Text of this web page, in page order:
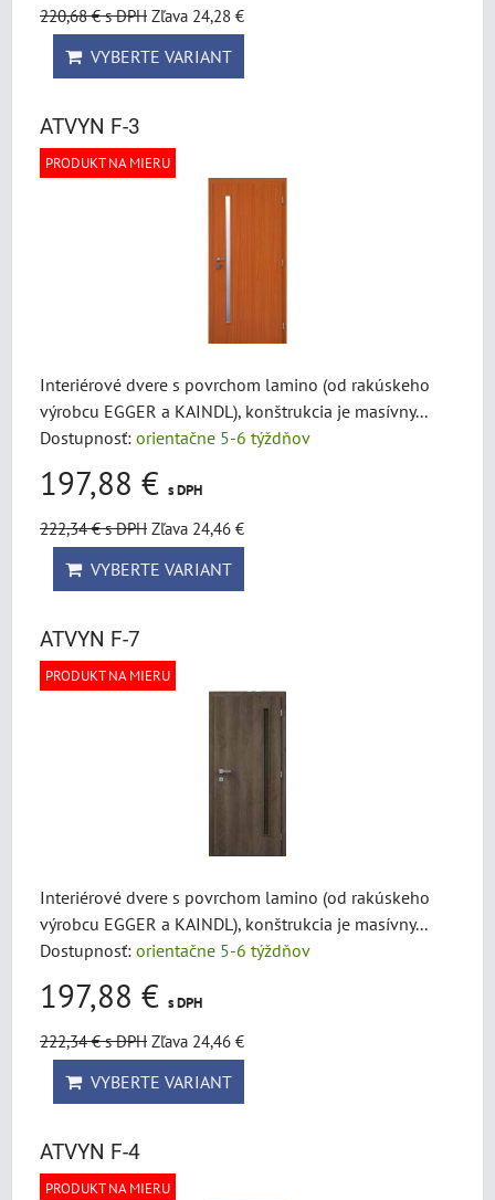
220,68 €s DPH Zľava 24,28 €
VYBERTE VARIANT
ATVYN F-3
PRODUKT NA MIERU
Interiérové dvere s povrchom lamino (od rakúskeho
výrobcu EGGER a KAINDL), konštrukcia je masívny...
Dostupnosť: orientačne 5-6 týždňov
197,88 € s DPH
222,34 €s DPH Zľava 24,46 €
VYBERTE VARIANT
ATVYN F-7
PRODUKT NA MIERU
Interiérové dvere s povrchom lamino (od rakúskeho
výrobcu EGGER a KAINDL), konštrukcia je masívny...
Dostupnosť: orientačne 5-6 týždňov
197,88 € s DPH
222,34 €s DPH Zľava 24,46 €
VYBERTE VARIANT
ATVYN F-4
PRODUKT NA MIERU